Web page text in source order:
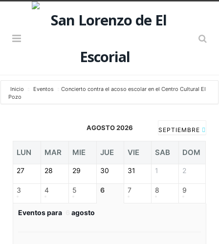
Inicio Eventos
Concierto contra el acoso escolar en el Centro Cultural El
Pozo
AGOSTO 2026 SEPTIEMBRE
LUN MAR MIE JUE VIE SAB DOM
27 28 29 30 31 1 2
3 4 5 6 7 8 9
Eventos para agosto